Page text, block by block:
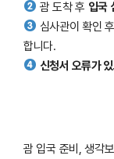
괌 도착 후 입국
심사관이 확인
합니다.
신청서 오류가
괌 입국 준비, 생각